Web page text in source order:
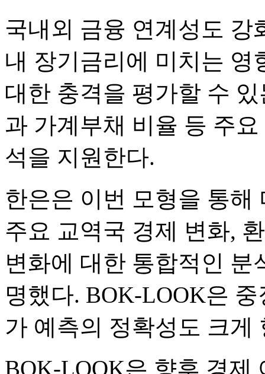
국내외 금융 연계성도 강
내 장기금리에 미치는 영
대한 충격을 평가할 수
과 가계부채 비율 등 주
석을 지원한다.
한은은 이번 모형을 통해
주요 교역국 경제 변화,
변화에 대한 통합적인 분
명했다. BOK-LOOK은
가 예측의 정확성도 크게
BOK-LOOK은 향후 경제